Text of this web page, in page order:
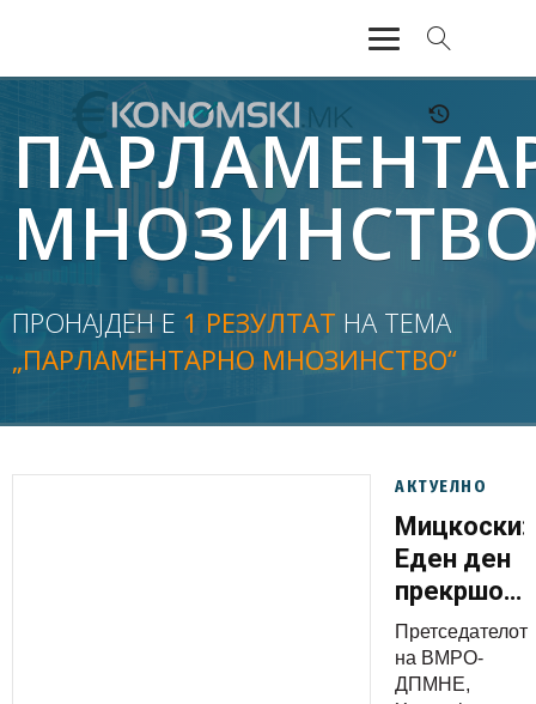
АКТУЕЛНО
ЕКОНОМИЈА
ФИНАНСИИ
БАНКАРСТВО
ЖИВОТ
МОЗАИК
ПРОНАЈДЕН Е 1 РЕЗУЛТАТ НА ТЕМА
„ПАРЛАМЕНТАРНО МНОЗИНСТВО“
АКТУЕЛНО
Мицкоски:
Еден ден
кои ги
прави ова
Претседателот
на ВМРО-
ДПМНЕ,